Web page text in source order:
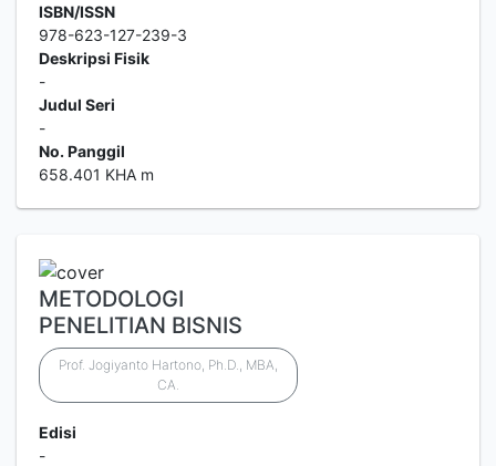
ISBN/ISSN
978-623-127-239-3
Deskripsi Fisik
-
Judul Seri
-
No. Panggil
658.401 KHA m
METODOLOGI
PENELITIAN BISNIS
Prof. Jogiyanto Hartono, Ph.D., MBA,
CA.
Edisi
-